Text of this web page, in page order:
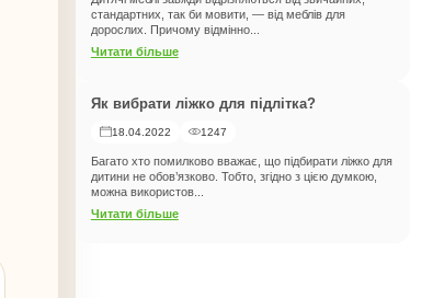
стандартних, так би мовити, — від меблів для
дорослих. Причому відмінно...
Читати більше
Як вибрати ліжко для підлітка?
18.04.2022 1247
Багато хто помилково вважає, що підбирати ліжко для
дитини не обов’язково. Тобто, згідно з цією думкою,
можна використов...
Читати більше